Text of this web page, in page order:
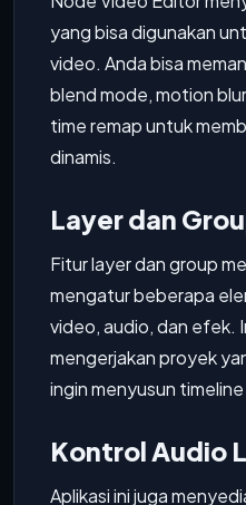
yang bisa digunakan
video. Anda bisa
blend mode, motion
time remap untuk
dinamis.
Layer dan
Fitur layer dan group
mengatur beberapa
video, audio, dan efek.
mengerjakan proyek
ingin menyusun
Kontrol Audio
Aplikasi ini juga